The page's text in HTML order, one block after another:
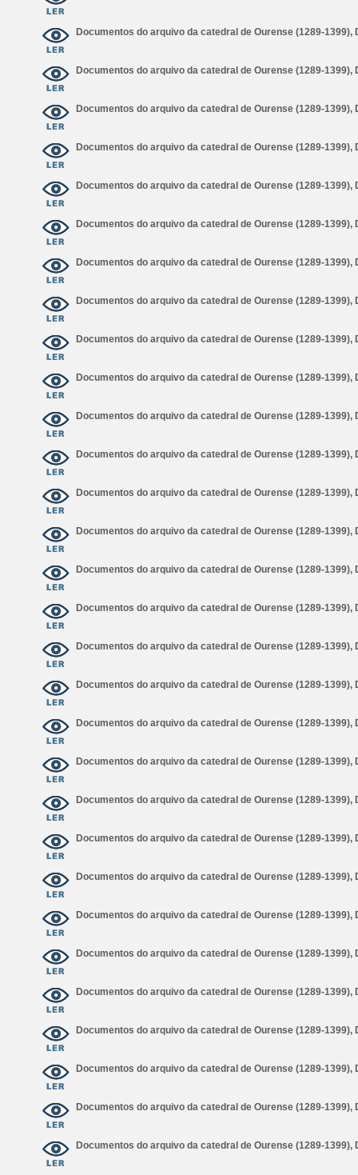
Documentos do arquivo da catedral de Ourense (1289-1399),
Documentos do arquivo da catedral de Ourense (1289-1399),
Documentos do arquivo da catedral de Ourense (1289-1399),
Documentos do arquivo da catedral de Ourense (1289-1399),
Documentos do arquivo da catedral de Ourense (1289-1399),
Documentos do arquivo da catedral de Ourense (1289-1399),
Documentos do arquivo da catedral de Ourense (1289-1399),
Documentos do arquivo da catedral de Ourense (1289-1399),
Documentos do arquivo da catedral de Ourense (1289-1399),
Documentos do arquivo da catedral de Ourense (1289-1399),
Documentos do arquivo da catedral de Ourense (1289-1399),
Documentos do arquivo da catedral de Ourense (1289-1399),
Documentos do arquivo da catedral de Ourense (1289-1399),
Documentos do arquivo da catedral de Ourense (1289-1399),
Documentos do arquivo da catedral de Ourense (1289-1399),
Documentos do arquivo da catedral de Ourense (1289-1399),
Documentos do arquivo da catedral de Ourense (1289-1399),
Documentos do arquivo da catedral de Ourense (1289-1399),
Documentos do arquivo da catedral de Ourense (1289-1399),
Documentos do arquivo da catedral de Ourense (1289-1399),
Documentos do arquivo da catedral de Ourense (1289-1399),
Documentos do arquivo da catedral de Ourense (1289-1399),
Documentos do arquivo da catedral de Ourense (1289-1399),
Documentos do arquivo da catedral de Ourense (1289-1399),
Documentos do arquivo da catedral de Ourense (1289-1399),
Documentos do arquivo da catedral de Ourense (1289-1399),
Documentos do arquivo da catedral de Ourense (1289-1399),
Documentos do arquivo da catedral de Ourense (1289-1399),
Documentos do arquivo da catedral de Ourense (1289-1399),
Documentos do arquivo da catedral de Ourense (1289-1399),